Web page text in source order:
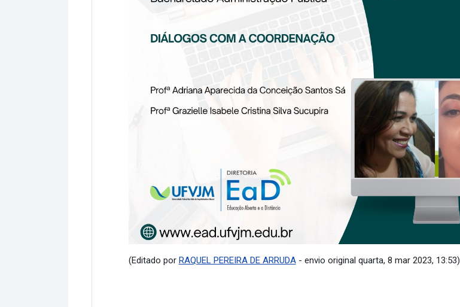
(Editado por RAQUEL PEREIRA DE ARRUDA- envio original quarta, 8 mar 2023, 13:53)